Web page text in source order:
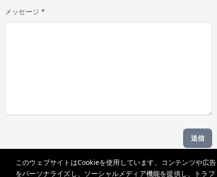
このウェブサイトはCookieを使用しています。コンテンツや広告
をパーソナライズし、ソーシャルメディア機能を提供し、トラフ
メッセージ *
送信